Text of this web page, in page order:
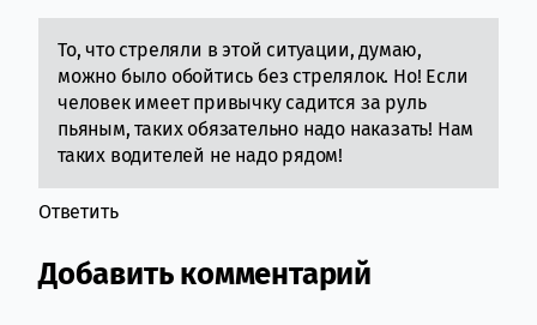
То, что стреляли в этой ситуации, думаю,
можно было обойтись без стрелялок. Но! Если
человек имеет привычку садится за руль
пьяным, таких обязательно надо наказать! Нам
таких водителей не надо рядом!
Ответить
Добавить комментарий